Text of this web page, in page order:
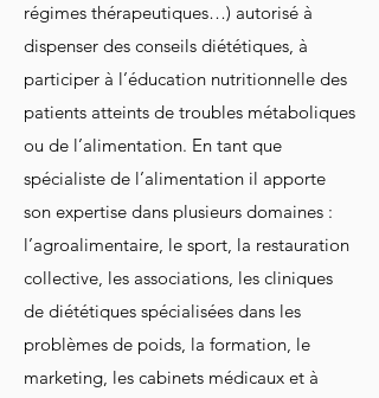
régimes thérapeutiques…) autorisé à
dispenser des conseils diététiques, à
participer à l’éducation nutritionnelle des
patients atteints de troubles métaboliques
ou de l’alimentation. En tant que
spécialiste de l’alimentation il apporte
son expertise dans plusieurs domaines :
l’agroalimentaire, le sport, la restauration
collective, les associations, les cliniques
de diététiques spécialisées dans les
problèmes de poids, la formation, le
marketing, les cabinets médicaux et à